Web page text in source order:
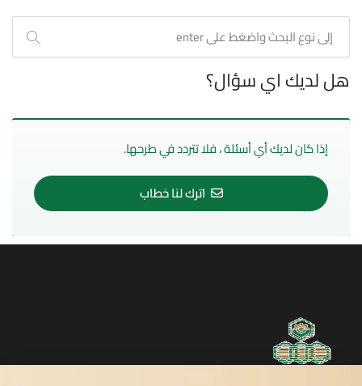
هل لديك اي سؤال؟
إذا كان لديك أي أسئلة ، فلا تتردد في طرحها.
اترك لنا خطاب